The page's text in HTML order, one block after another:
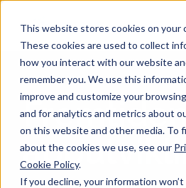
This website stores cookies on your
These cookies are used to collect
how you interact with our website
remember you. We use this
improve and customize your
and for analytics and metrics about
on this website and other media. To
about the cookies we use, see our
Cookie Policy.
If you decline, your information